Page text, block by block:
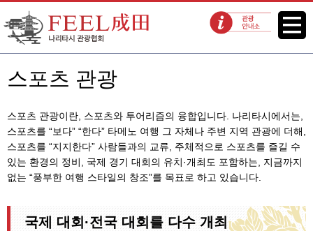
FEEL 나리타 나리타시 관광협회 관광 안내소 메뉴
스포츠 관광
스포츠 관광이란, 스포츠와 투어리즘의 융합입니다. 나리타시에서는,
스포츠를 “보다” “한다” 타메노 여행 그 자체나 주변 지역 관광에 더해,
스포츠를 “지지한다” 사람들과의 교류, 주체적으로 스포츠를 즐길 수
있는 환경의 정비, 국제 경기 대회의 유치·개최도 포함하는, 지금까지
없는 “풍부한 여행 스타일의 창조”를 목표로 하고 있습니다.
국제 대회·전국 대회를 다수 개최